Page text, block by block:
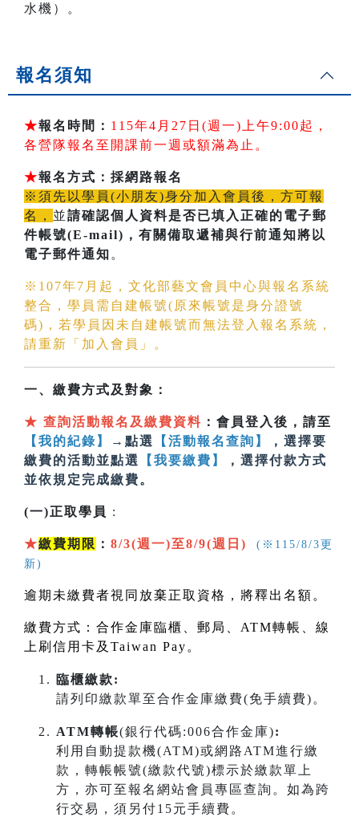
水機）。
報名須知
★報名時間： 115年4月27日(週一)上午9:00起，
各營隊報名至開課前一週或額滿為止。
★報名方式：採網路報名
※須先以學員(小朋友)身分加入會員後，方可報
名， 並請確認個人資料是否已填入正確的電子郵
件帳號(E-mail) ，有關備取遞補與行前通知將以
電子郵件通知 。
※107年7月起，文化部藝文會員中心與報名系統
整合，學員需自建帳號(原來帳號是身分證號
碼)，若學員因未自建帳號而無法登入報名系統，
請重新「加入會員」。
一、繳費方式及對象：
★ 查詢活動報名及繳費資料 ：會員登入後，請至
【我的紀錄】
→點選 【活動報名查詢】
，選擇要
繳費的活動並點選
【我要繳費】
，選擇付款方式
並依規定完成繳費。
(一)正取學員 :
★繳費期限 ： 8/3(週一)至8/9(週日)
(※115/8/3更
新)
逾期未繳費者視同放棄正取資格，將釋出名額。
繳費方式：合作金庫臨櫃、郵局、 ATM轉帳、線
上刷信用卡及 Taiwan Pay 。
臨櫃繳款:
請列印繳款單至合作金庫繳費(免手續費)。
ATM轉帳(銀行代碼:006合作金庫):
利用自動提款機(ATM)或網路ATM進行繳
款，轉帳帳號(繳款代號)標示於繳款單上
方，亦可至報名網站會員專區查詢。如為跨
行交易，須另付15元手續費。